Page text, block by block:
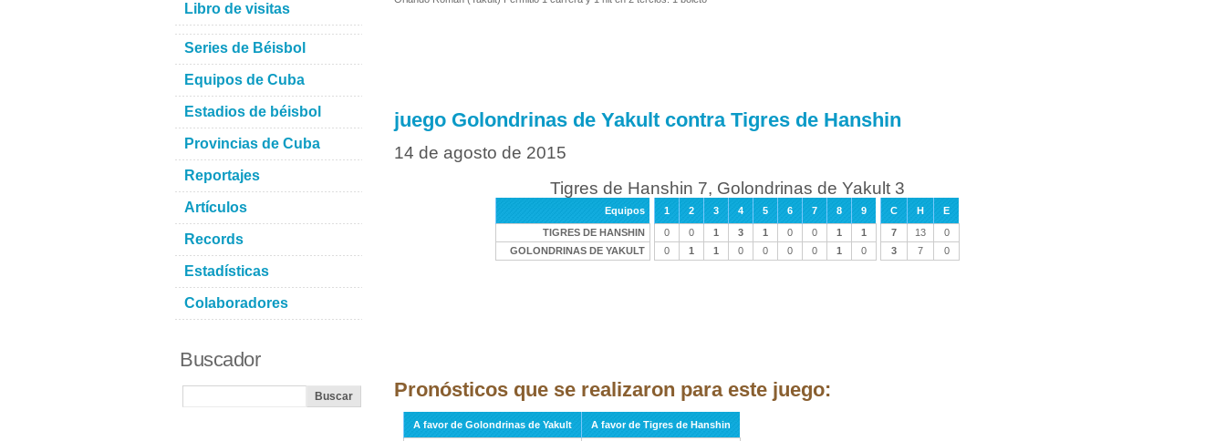
juego Golondrinas de Yakult contra Tigres de Hanshin
14 de agosto de 2015
Tigres de Hanshin 7, Golondrinas de Yakult 3
Equipos 1 2 3 4 5 6 7 8 9 C H
E
TIGRES DE HANSHIN
0 0 1 3 1 0 0 1 1 7 13
0
GOLONDRINAS DE YAKULT
0 1 1 0 0 0 0 1 0 3 7 0
Pronósticos que se realizaron para este juego:
A favor de Golondrinas de Yakult
A favor de Tigres de Hanshin
Libro de visitas
Series de Béisbol
Equipos de Cuba
Estadios de béisbol
Provincias de Cuba
Reportajes
Artículos
Records
Estadísticas
Colaboradores
Buscador